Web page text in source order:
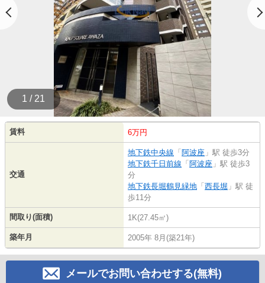
1 / 21
賃料 6万円
交通
地下鉄中央線 「 阿波座 」駅 徒歩3分
地下鉄千日前線 「 阿波座 」駅 徒歩3
分
地下鉄長堀鶴見緑地 「 西長堀 」駅 徒
歩11分
間取り(面積) 1K(27.45㎡)
築年月 2005年 8月(築21年)
メールでお問い合わせする(無料)